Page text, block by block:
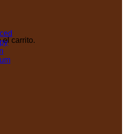
el carrito.